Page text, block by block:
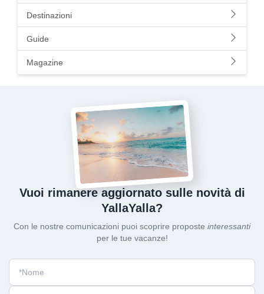
Destinazioni
Guide
Magazine
Vuoi rimanere aggiornato sulle novità di
YallaYalla?
Con le nostre comunicazioni puoi scoprire proposte interessanti
per le tue vacanze!